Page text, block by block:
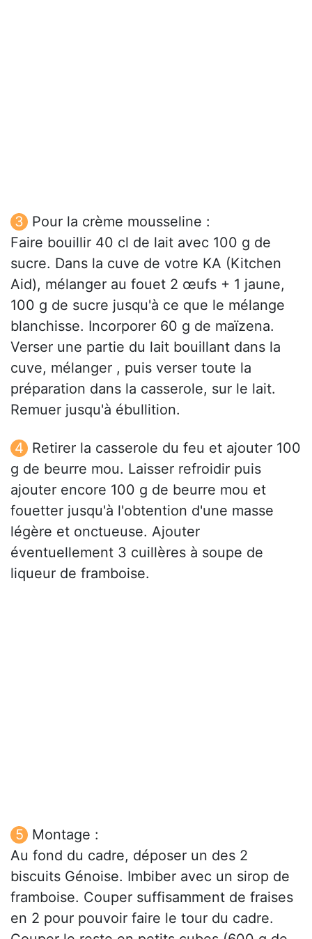
Pour la crème mousseline :
Faire bouillir 40 cl de lait avec 100 g de
sucre. Dans la cuve de votre KA (Kitchen
Aid), mélanger au fouet 2 œufs + 1 jaune,
100 g de sucre jusqu'à ce que le mélange
blanchisse. Incorporer 60 g de maïzena.
Verser une partie du lait bouillant dans la
cuve, mélanger , puis verser toute la
préparation dans la casserole, sur le lait.
Remuer jusqu'à ébullition.
Retirer la casserole du feu et ajouter 100
g de beurre mou. Laisser refroidir puis
ajouter encore 100 g de beurre mou et
fouetter jusqu'à l'obtention d'une masse
légère et onctueuse. Ajouter
éventuellement 3 cuillères à soupe de
liqueur de framboise.
Montage :
Au fond du cadre, déposer un des 2
biscuits Génoise. Imbiber avec un sirop de
framboise. Couper suffisamment de fraises
en 2 pour pouvoir faire le tour du cadre.